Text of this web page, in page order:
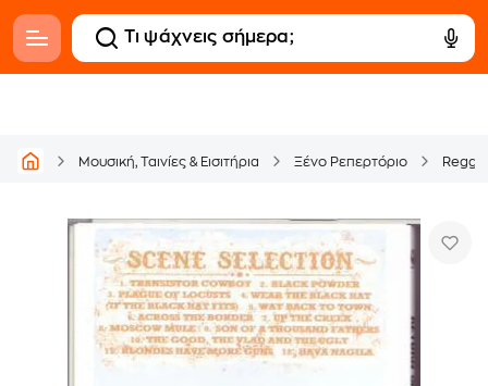
Μουσική, Ταινίες & Εισιτήρια Ξένο Ρεπερτόριο